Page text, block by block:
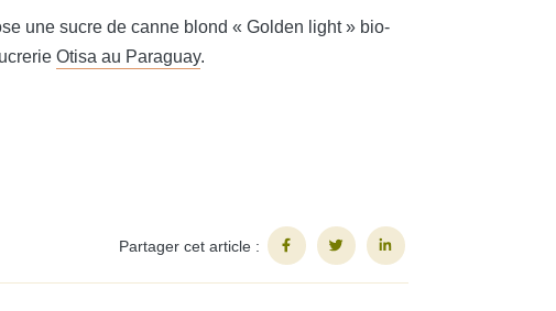
une sucre de canne blond « Golden light » bio-
Otisa au Paraguay.
Partager cet article :